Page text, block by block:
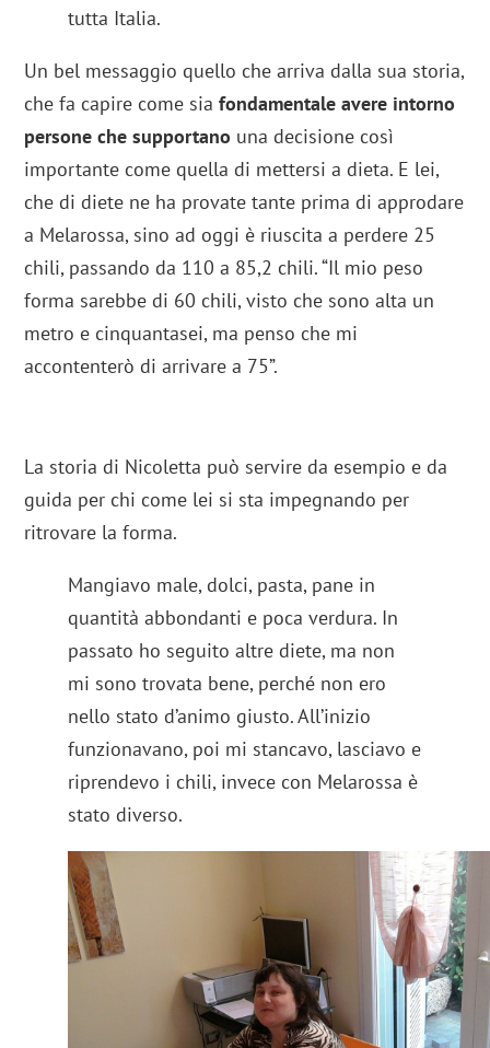
tutta Italia.
Un bel messaggio quello che arriva dalla sua storia,
che fa capire come siafondamentale avere intorno
persone che supportano una decisione così
importante come quella di mettersi a dieta. E lei,
che di diete ne ha provate tante prima di approdare
a Melarossa, sino ad oggi è riuscita a perdere 25
chili, passando da 110 a 85,2 chili. “Il mio peso
forma sarebbe di 60 chili, visto che sono alta un
metro e cinquantasei, ma penso che mi
accontenterò di arrivare a 75”.
La storia di Nicoletta può servire da esempio e da
guida per chi come lei si sta impegnando per
ritrovare la forma.
Mangiavo male, dolci, pasta, pane in
quantità abbondanti e poca verdura. In
passato ho seguito altre diete, ma non
mi sono trovata bene, perché non ero
nello stato d’animo giusto. All’inizio
funzionavano, poi mi stancavo, lasciavo e
riprendevo i chili, invece con Melarossa è
stato diverso.